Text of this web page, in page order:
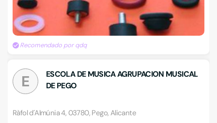
Recomendado por qdq
E
ESCOLA DE MUSICA AGRUPACION MUSICAL
DE PEGO
Ràfol d´Almúnia 4, 03780, Pego, Alicante